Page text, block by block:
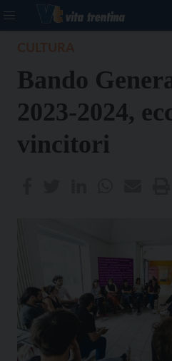
Bando
2023-2024,
vincitori